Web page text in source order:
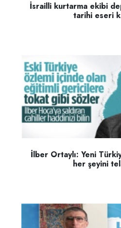
İsrailli kurtarma ekibi
tarihi eseri
İlber Ortaylı: Yeni
her şeyini